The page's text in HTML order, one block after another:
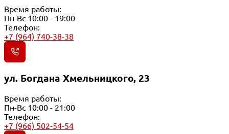
Время работы:
Пн-Вс 10:00 - 19:00
Телефон:
+7 (964) 740-38-38
ул. Богдана Хмельницкого, 23
Время работы:
Пн-Вс 10:00 - 21:00
Телефон:
+7 (966) 502-54-54